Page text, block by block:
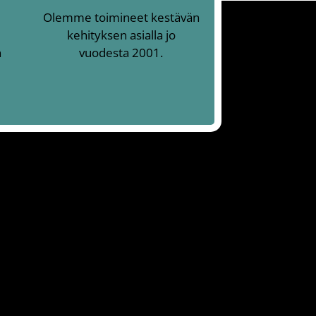
Olemme toimineet kestävän
kehityksen asialla jo
vuodesta 2001.